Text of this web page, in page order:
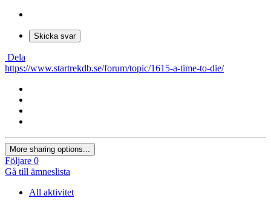
Skicka svar
Dela
https://www.startrekdb.se/forum/topic/1615-a-time-to-die/
More sharing options...
Följare 0
Gå till ämneslista
All aktivitet